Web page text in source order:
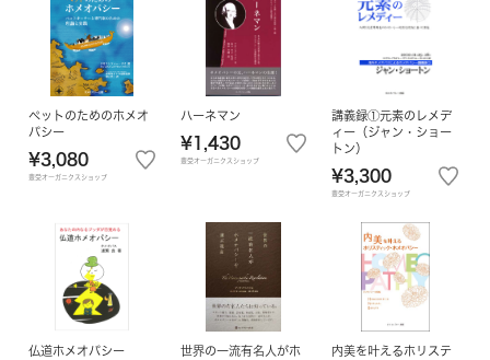
ペットのためのホメオ
パシー
¥3,080
豊受オーガニクスショップ
ハーネマン
¥1,430
豊受オーガニクスショップ
講義録①元素のレメデ
ィー（ジャン・ショー
トン）
¥3,300
豊受オーガニクスショップ
仏道ホメオパシー
世界の一流有名人がホ
内美を叶えるホリステ